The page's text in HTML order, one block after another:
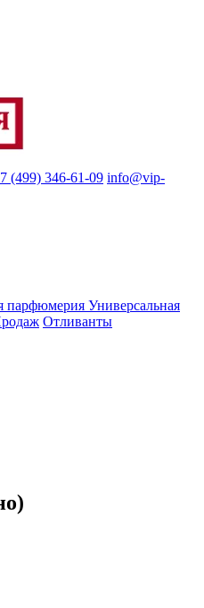
(499) 346-61-09 info@vip-
парфюмерия Универсальная
Отливанты